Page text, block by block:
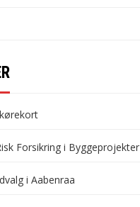
Forsikring i Byggeprojekter
i Aabenraa